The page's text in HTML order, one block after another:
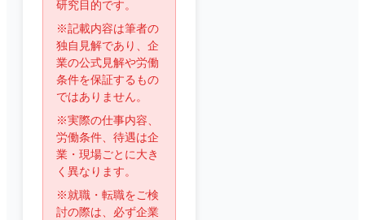
研究目的です。
※記載内容は筆者の
独自見解であり、企
業の公式見解や労働
条件を保証するもの
ではありません。
※実際の仕事内容、
労働条件、待遇は企
業・現場ごとに大き
く異なります。
※就職・転職をご検
討の際は、必ず企業